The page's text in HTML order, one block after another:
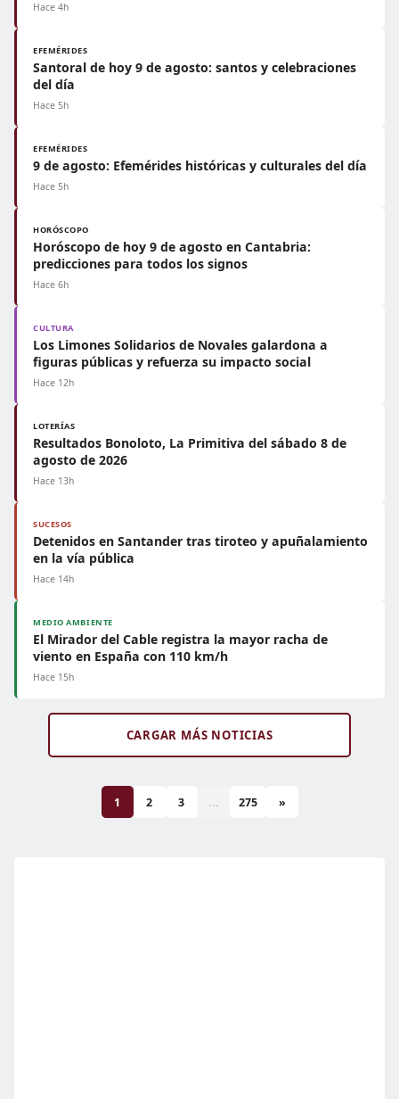
Hace 4h
EFEMÉRIDES
Santoral de hoy 9 de agosto: santos y celebraciones
del día
Hace 5h
EFEMÉRIDES
9 de agosto: Efemérides históricas y culturales del día
Hace 5h
HORÓSCOPO
Horóscopo de hoy 9 de agosto en Cantabria:
predicciones para todos los signos
Hace 6h
CULTURA
Los Limones Solidarios de Novales galardona a
figuras públicas y refuerza su impacto social
Hace 12h
LOTERÍAS
Resultados Bonoloto, La Primitiva del sábado 8 de
agosto de 2026
Hace 13h
SUCESOS
Detenidos en Santander tras tiroteo y apuñalamiento
en la vía pública
Hace 14h
MEDIO AMBIENTE
El Mirador del Cable registra la mayor racha de
viento en España con 110 km/h
Hace 15h
CARGAR MÁS NOTICIAS
1 2 3 ... 275 »